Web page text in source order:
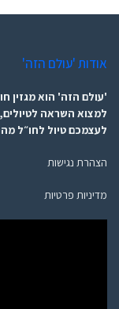
אודות 'עולם הזה'
'עולם הזה' הוא מגזין
למצוא השראה לטיולים,
לעצמכם טיול לחו״ל
הצהרת נגישות
מדיניות פרטיות